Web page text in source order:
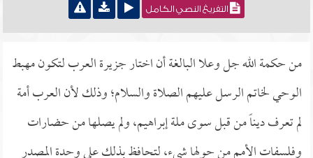
التفريغ النصي الكامل
من حكمة الله جل وعلا البالغة أن اختار جزيرة العرب لتكون مهبط
الوحي لخاتم الرسل عليهم الصلاة والسلام؛ وذلك لأن العرب أمة
لم تعرف ديناً من قبل سوى ملة إبراهيم، ولم يصلها من حضارات